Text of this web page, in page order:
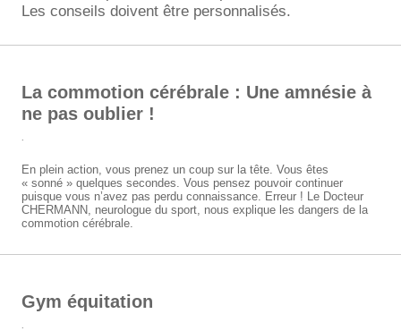
Les conseils doivent être personnalisés.
La commotion cérébrale : Une amnésie à
ne pas oublier !
En plein action, vous prenez un coup sur la tête. Vous êtes
« sonné » quelques secondes. Vous pensez pouvoir continuer
puisque vous n’avez pas perdu connaissance. Erreur ! Le Docteur
CHERMANN, neurologue du sport, nous explique les dangers de la
commotion cérébrale.
Gym équitation